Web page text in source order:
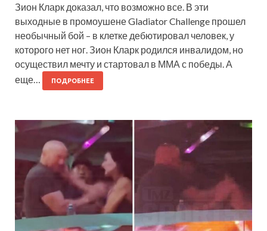
Зион Кларк доказал, что возможно все. В эти
выходные в промоушене Gladiator Challenge прошел
необычный бой – в клетке дебютировал человек, у
которого нет ног. Зион Кларк родился инвалидом, но
осуществил мечту и стартовал в ММА с победы. А
еще…
ПОДРОБНЕЕ